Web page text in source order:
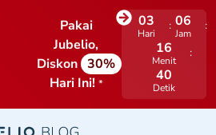
Pakai
Jubelio,
Diskon 30%
Hari Ini! *
03
Hari
06
Jam
16
Menit
39
Detik